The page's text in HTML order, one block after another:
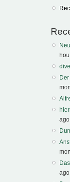
ago
ago